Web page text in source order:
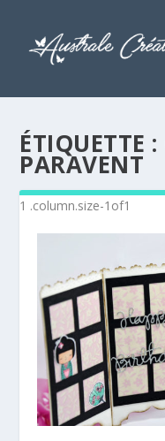
ÉTIQUETTE :
PARAVENT